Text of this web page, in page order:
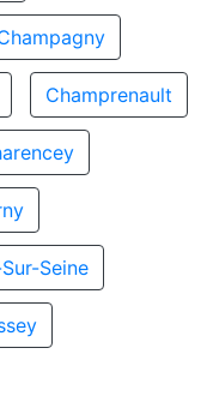
Champrenault
Seine